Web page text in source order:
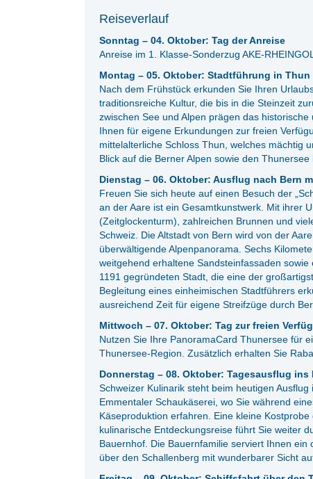
Reiseverlauf
Sonntag – 04. Oktober: Tag der Anreise
Anreise im 1. Klasse-Sonderzug AKE-
Montag – 05. Oktober: Stadtführung in Thun
Nach dem Frühstück erkunden Sie Ihren
traditionsreiche Kultur, die bis in die Steinzeit
zwischen See und Alpen prägen das
Ihnen für eigene Erkundungen zur freien
mittelalterliche Schloss Thun, welches mächtig
Blick auf die Berner Alpen sowie den Thunersee
Dienstag – 06. Oktober: Ausflug nach Bern
Freuen Sie sich heute auf einen Besuch der
an der Aare ist ein Gesamtkunstwerk. Mit ihrer
(Zeitglockenturm), zahlreichen Brunnen und
Schweiz. Die Altstadt von Bern wird von der
überwältigende Alpenpanorama. Sechs
weitgehend erhaltene Sandsteinfassaden
1191 gegründeten Stadt, die eine der
Begleitung eines einheimischen Stadtführers
ausreichend Zeit für eigene Streifzüge durch
Mittwoch – 07. Oktober: Tag zur freien
Nutzen Sie Ihre PanoramaCard Thunersee für
Thunersee-Region. Zusätzlich erhalten Sie
Donnerstag – 08. Oktober: Tagesausflug
Schweizer Kulinarik steht beim heutigen
Emmentaler Schaukäserei, wo Sie während
Käseproduktion erfahren. Eine kleine
kulinarische Entdeckungsreise führt Sie weiter
Bauernhof. Die Bauernfamilie serviert Ihnen
über den Schallenberg mit wunderbarer Sicht